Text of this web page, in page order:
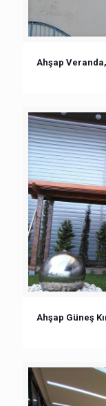
Ahşap
Ahşap Güneş